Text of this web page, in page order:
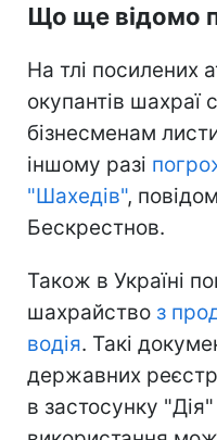
Що ще відомо
На тлі посилених
окупантів шахраї
бізнесменам
іншому разі
"Шахедів",
Бескрестнов.
Також в Україні
шахрайство з
водія. Такі
державних
в застосунку "Дія"